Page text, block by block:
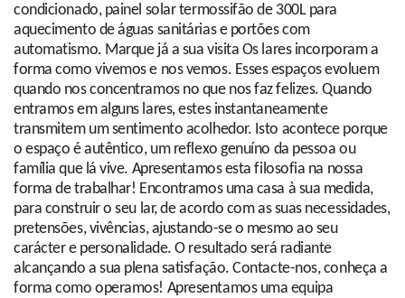
condicionado, painel solar termossifão de 300L para
aquecimento de águas sanitárias e portões com
automatismo. Marque já a sua visita Os lares incorporam a
forma como vivemos e nos vemos. Esses espaços evoluem
quando nos concentramos no que nos faz felizes. Quando
entramos em alguns lares, estes instantaneamente
transmitem um sentimento acolhedor. Isto acontece porque
o espaço é autêntico, um reflexo genuíno da pessoa ou
família que lá vive. Apresentamos esta filosofia na nossa
forma de trabalhar! Encontramos uma casa à sua medida,
para construir o seu lar, de acordo com as suas necessidades,
pretensões, vivências, ajustando-se o mesmo ao seu
carácter e personalidade. O resultado será radiante
alcançando a sua plena satisfação. Contacte-nos, conheça a
forma como operamos! Apresentamos uma equipa